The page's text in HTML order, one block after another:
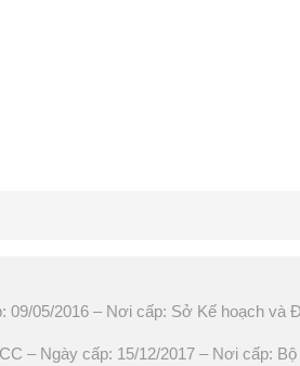
09/05/2016 – Nơi cấp: Sở Kế hoạch và
– Ngày cấp: 15/12/2017 – Nơi cấp: